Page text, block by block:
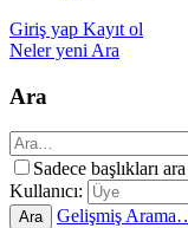
Giriş yap Kayıt ol
Neler yeni Ara
Ara
Sadece başlıkları ara
Kullanıcı:
Ara
Gelişmiş